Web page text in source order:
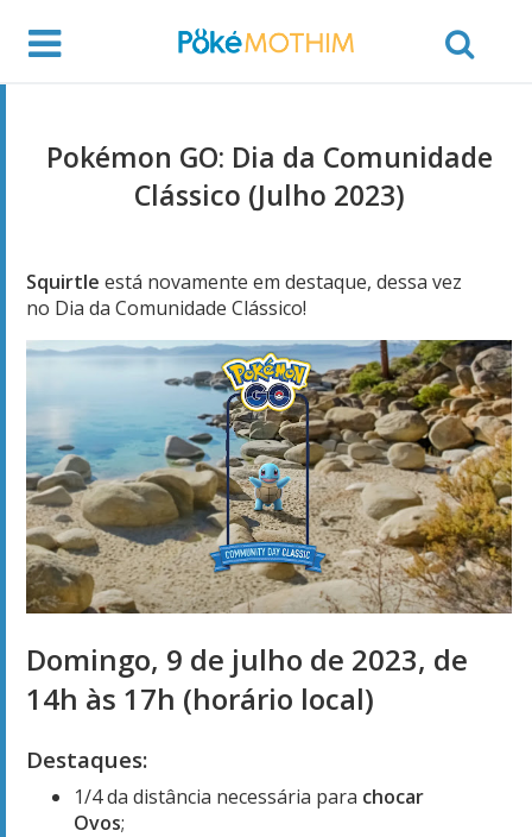
Pokémon GO: Dia da Comunidade
Clássico (Julho 2023)
Squirtle está novamente em destaque, dessa vez
no Dia da Comunidade Clássico!
Domingo, 9 de julho de 2023, de
14h às 17h (horário local)
Destaques:
1/4 da distância necessária para chocar
Ovos;